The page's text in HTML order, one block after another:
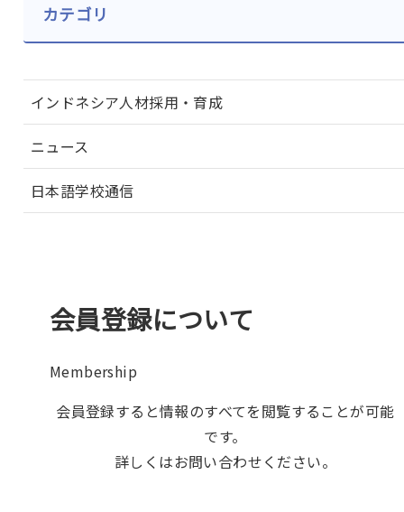
カテゴリ
インドネシア人材採用・育成
ニュース
日本語学校通信
会員登録について
Membership
会員登録すると情報のすべてを閲覧することが可能
です。
詳しくはお問い合わせください。